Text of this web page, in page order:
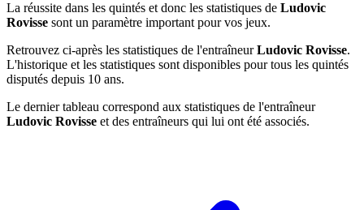
La réussite dans les quintés et donc les statistiques de Ludovic
Rovisse sont un paramètre important pour vos jeux.
Retrouvez ci-après les statistiques de l'entraîneurLudovic Rovisse.
L'historique et les statistiques sont disponibles pour tous les quintés
disputés depuis 10 ans.
Le dernier tableau correspond aux statistiques de l'entraîneur
Ludovic Rovisse et des entraîneurs qui lui ont été associés.